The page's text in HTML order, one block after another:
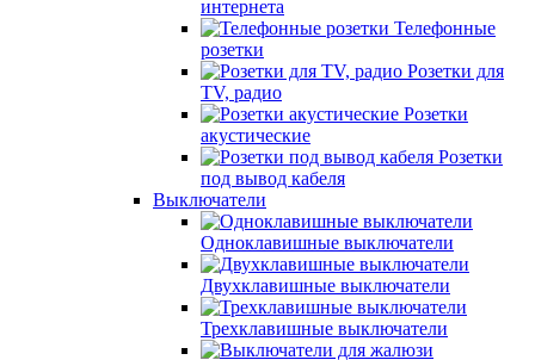
интернета
Телефонные
розетки
Розетки для
TV, радио
Розетки
акустические
Розетки
под вывод кабеля
Выключатели
Одноклавишные выключатели
Двухклавишные выключатели
Трехклавишные выключатели